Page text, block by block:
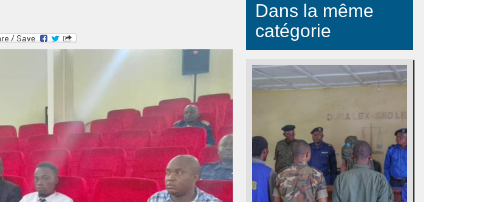
Dans la même
catégorie